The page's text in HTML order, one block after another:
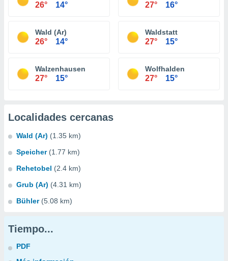
26° 14° 27° 16°
Wald (Ar)
26° 14°
Waldstatt
27° 15°
Walzenhausen
27° 15°
Wolfhalden
27° 15°
Localidades cercanas
Wald (Ar) (1.35 km)
Speicher (1.77 km)
Rehetobel (2.4 km)
Grub (Ar) (4.31 km)
Bühler (5.08 km)
Tiempo...
PDF